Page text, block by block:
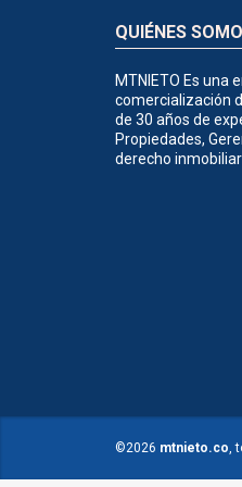
QUIÉNES
MTNIETO Es una
comercialización
de 30 años de
Propiedades,
derecho
©2026 mtnieto.co,